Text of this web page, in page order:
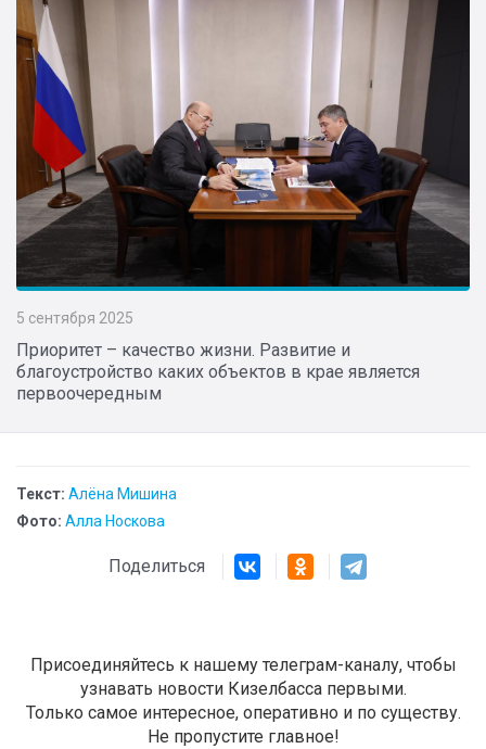
5 сентября 2025
Приоритет – качество жизни. Развитие и
благоустройство каких объектов в крае является
первоочередным
Текст: Алёна Мишина
Фото: Алла Носкова
Поделиться
Присоединяйтесь к нашему телеграм-каналу, чтобы
узнавать новости Кизелбасса первыми.
Только самое интересное, оперативно и по существу.
Не пропустите главное!